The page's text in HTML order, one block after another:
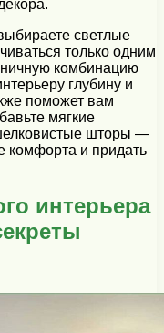
светлые
только одним
комбинацию
глубину и
поможет вам
мягкие
шторы —
комфорта и придать
интерьера